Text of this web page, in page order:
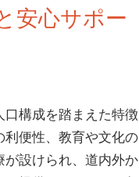
安心サポー
構成を踏まえた特徴
便性、教育や文化の
設けられ、道内外か